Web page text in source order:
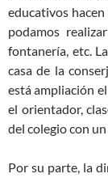
educativos
podamos
fontanería, etc.
casa de la
está ampliación
el orientador,
del colegio con
Por su parte, la